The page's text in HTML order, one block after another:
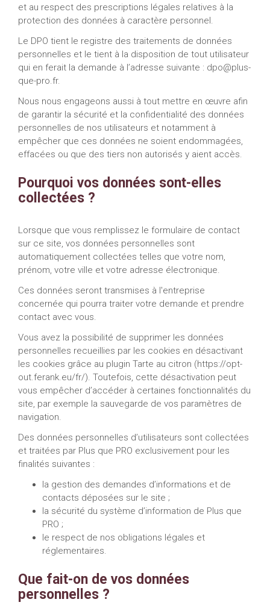
et au respect des prescriptions légales relatives à la
protection des données à caractère personnel.
Le DPO tient le registre des traitements de données
personnelles et le tient à la disposition de tout utilisateur
qui en ferait la demande à l’adresse suivante : dpo@plus-
que-pro.fr.
Nous nous engageons aussi à tout mettre en œuvre afin
de garantir la sécurité et la confidentialité des données
personnelles de nos utilisateurs et notamment à
empêcher que ces données ne soient endommagées,
effacées ou que des tiers non autorisés y aient accès.
Pourquoi vos données sont-elles
collectées ?
Lorsque que vous remplissez le formulaire de contact
sur ce site, vos données personnelles sont
automatiquement collectées telles que votre nom,
prénom, votre ville et votre adresse électronique.
Ces données seront transmises à l'entreprise
concernée qui pourra traiter votre demande et prendre
contact avec vous.
Vous avez la possibilité de supprimer les données
personnelles recueillies par les cookies en désactivant
les cookies grâce au plugin Tarte au citron (https://opt-
out.ferank.eu/fr/). Toutefois, cette désactivation peut
vous empêcher d’accéder à certaines fonctionnalités du
site, par exemple la sauvegarde de vos paramètres de
navigation.
Des données personnelles d’utilisateurs sont collectées
et traitées par Plus que PRO exclusivement pour les
finalités suivantes :
la gestion des demandes d’informations et de
contacts déposées sur le site ;
la sécurité du système d’information de Plus que
PRO ;
le respect de nos obligations légales et
réglementaires.
Que fait-on de vos données
personnelles ?